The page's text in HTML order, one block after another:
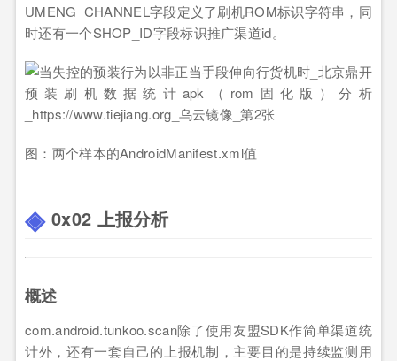
UMENG_CHANNEL字段定义了刷机ROM标识字符串，同
时还有一个SHOP_ID字段标识推广渠道id。
图：两个样本的AndroidManifest.xml值
0x02 上报分析
概述
com.android.tunkoo.scan除了使用友盟SDK作简单渠道统
计外，还有一套自己的上报机制，主要目的是持续监测用